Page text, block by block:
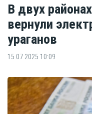
В двух
вернули
ураганов
15.07.2025 10:09